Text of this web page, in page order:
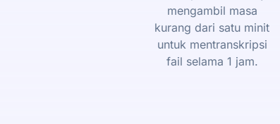
mengambil masa
kurang dari satu minit
untuk mentranskripsi
fail selama 1 jam.